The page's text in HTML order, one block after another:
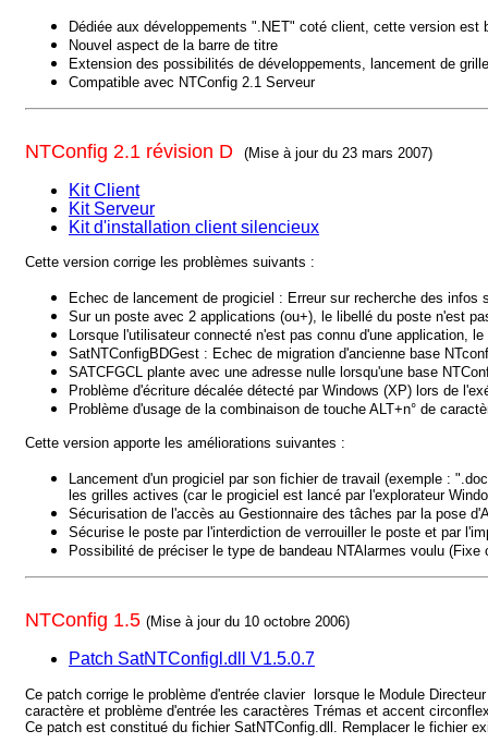
Dédiée aux développements ".NET" coté client, cette version est
Nouvel aspect de la barre de titre
Extension des possibilités de développements, lancement de
Compatible avec NTConfig 2.1 Serveur
NTConfig 2.1 révision D (Mise à jour du 23 mars 2007)
Kit Client
Kit Serveur
Kit d'installation client silencieux
Cette version corrige les problèmes suivants :
Echec de lancement de progiciel : Erreur sur recherche des infos
Sur un poste avec 2 applications (ou+), le libellé du poste n'est
Lorsque l'utilisateur connecté n'est pas connu d'une application,
SatNTConfigBDGest : Echec de migration d'ancienne base
SATCFGCL plante avec une adresse nulle lorsqu'une base
Problème d'écriture décalée détecté par Windows (XP) lors de
Problème d'usage de la combinaison de touche ALT+n° de
Cette version apporte les améliorations suivantes :
Lancement d'un progiciel par son fichier de travail (exemple :
les grilles actives (car le progiciel est lancé par l'explorateur
Sécurisation de l'accès au Gestionnaire des tâches par la pose
Sécurise le poste par l'interdiction de verrouiller le poste et par
Possibilité de préciser le type de bandeau NTAlarmes voulu (Fixe
NTConfig 1.5 (Mise à jour du 10 octobre 2006)
Patch SatNTConfigl.dll V1.5.0.7
Ce patch corrige le problème d'entrée clavier lorsque le Module
caractère et problème d'entrée les caractères Trémas et accent
Ce patch est constitué du fichier SatNTConfig.dll. Remplacer le fichier